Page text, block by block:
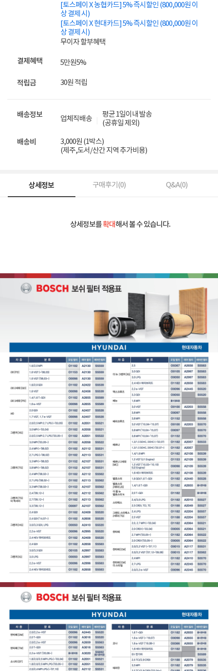
[토스페이 X 농협카드] 5% 즉시할인 (800,000원 이
상 결제 시)
[토스페이 X 현대카드] 5% 즉시할인 (800,000원 이
상 결제 시)
무이자 할부혜택
결제혜택 5만원5%
적립금 30원 적립
배송정보 업체직배송
평균 1일이내 발송
(공휴일 제외)
배송비
3,000원 (1박스)
(제주,도서/산간 지역 추가비용)
상세정보 구매후기(0) Q&A(0)
상세정보를확대해서 볼 수 있습니다.